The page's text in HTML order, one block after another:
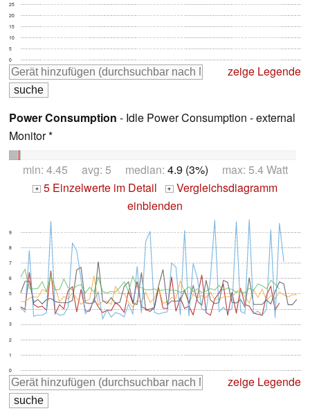
0
5
10
15
20
25
zeige Legende
Power Consumption - Idle Power Consumption - external
Monitor *
min: 4.45 avg: 5 median: 4.9 (3%) max: 5.4 Watt
+ 5 Einzelwerte im Detail + Vergleichsdiagramm
einblenden
0
1
2
3
4
5
6
7
8
9
zeige Legende